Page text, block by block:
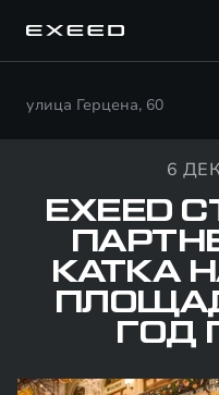
улица Герцена, 60
6
EXEED
КАТКА
ГОД